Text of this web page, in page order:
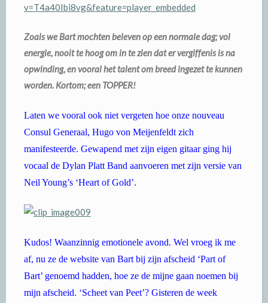
v=T4a40Ibi8vg&feature=player_embedded
Zoals we Bart mochten beleven op een normale dag; vol
energie, nooit te hoog om in te zien dat er vergiffenis is na
opwinding, en vooral het talent om breed ingezet te kunnen
worden. Kortom; een TOPPER!
Laten we vooral ook niet vergeten hoe onze nouveau
Consul Generaal, Hugo von Meijenfeldt zich
manifesteerde. Gewapend met zijn eigen gitaar ging hij
vocaal de Dylan Platt Band aanvoeren met zijn versie van
Neil Young’s ‘Heart of Gold’.
Kudos! Waanzinnig emotionele avond. Wel vroeg ik me
af, nu ze de website van Bart bij zijn afscheid ‘Part of
Bart’ genoemd hadden, hoe ze de mijne gaan noemen bij
mijn afscheid. ‘Scheet van Peet’? Gisteren de week